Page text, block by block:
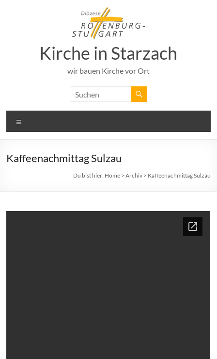
Kirche in Starzach
wir bauen Kirche vor Ort
Kaffeenachmittag Sulzau
Du bist hier: Home> Archiv> Kaffeenachmittag Sulzau